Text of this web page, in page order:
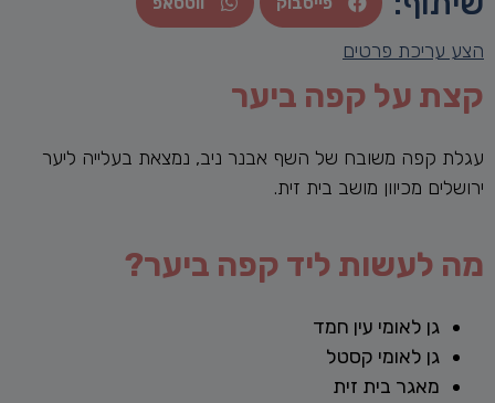
הצע עריכת פרטים
קצת על קפה ביער
עגלת קפה משובח של השף אבנר ניב, נמצאת בעלייה ליער
ירושלים מכיוון מושב בית זית.
מה לעשות ליד קפה ביער?
גן לאומי עין חמד
גן לאומי קסטל
מאגר בית זית